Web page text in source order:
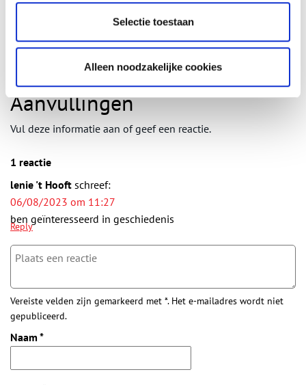
Selectie toestaan
Alleen noodzakelijke cookies
Bij inschrijving gaat u akkoord met onsprivacybeleid.
Aanvullingen
Vul deze informatie aan of geef een reactie.
1 reactie
lenie 't Hooft schreef:
06/08/2023 om 11:27
ben geïnteresseerd in geschiedenis
Reply
Vereiste velden zijn gemarkeerd met *. Het e-mailadres wordt niet
gepubliceerd.
Naam *